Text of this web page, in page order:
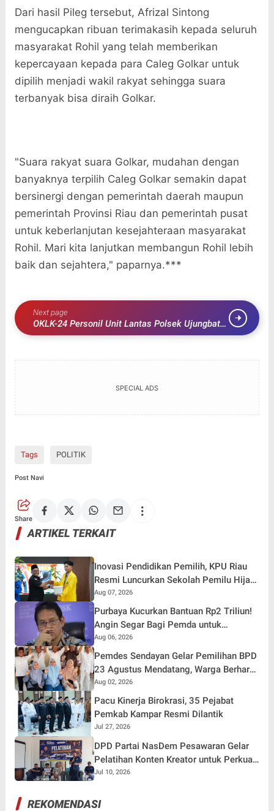
Dari hasil Pileg tersebut, Afrizal Sintong
mengucapkan ribuan terimakasih kepada seluruh
masyarakat Rohil yang telah memberikan
kepercayaan kepada para Caleg Golkar untuk
dipilih menjadi wakil rakyat sehingga suara
terbanyak bisa diraih Golkar.
"Suara rakyat suara Golkar, mudahan dengan
banyaknya terpilih Caleg Golkar semakin dapat
bersinergi dengan pemerintah daerah maupun
pemerintah Provinsi Riau dan pemerintah pusat
untuk keberlanjutan kesejahteraan masyarakat
Rohil. Mari kita lanjutkan membangun Rohil lebih
baik dan sejahtera," paparnya.***
Next page
OKLK-24 Personil Unit Lantas Polsek Ujungbatu
Kunjungi MTSN 2 Rohul
SPECIAL ADS
Tags POLITIK
Post Navi
Share
ARTIKEL TERKAIT
Inovasi Pendidikan Pemilih, KPU Riau
Resmi Luncurkan Sekolah Pemilu Hijau
2026
Aug 07, 2026
Purbaya Kucurkan Bantuan Rp2 Triliun!
Angin Segar Bagi Pemda untuk
Tuntaskan Tunggakan Gaji Pegawai
Aug 06, 2026
Pemdes Sendayan Gelar Pemilihan BPD
23 Agustus Mendatang, Warga Berharap
Fungsi Pengawasan Berjalan Maksimal
Aug 02, 2026
Pacu Kinerja Birokrasi, 35 Pejabat
Pemkab Kampar Resmi Dilantik
Jul 27, 2026
DPD Partai NasDem Pesawaran Gelar
Pelatihan Konten Kreator untuk Perkuat
Publikasi dan Literasi Digital
Jul 10, 2026
REKOMENDASI